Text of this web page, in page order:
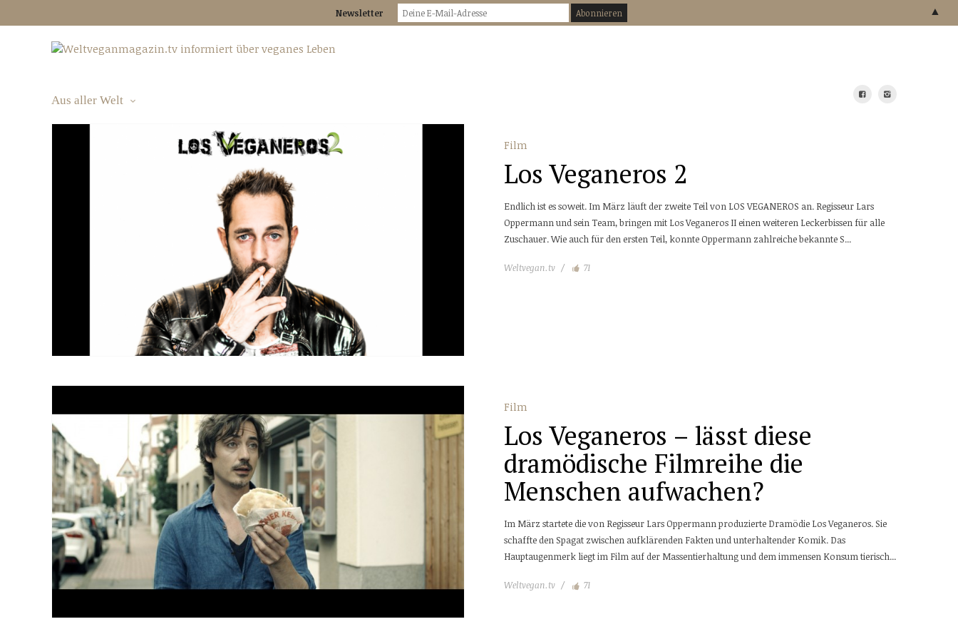
Aus aller Welt
Aus aller Welt
Film
Los Veganeros 2
Endlich ist es soweit. Im März läuft der zweite Teil von LOS VEGANEROS an. Regisseur Lars
Oppermann und sein Team, bringen mit Los Veganeros II einen weiteren Leckerbissen für alle
Zuschauer. Wie auch für den ersten Teil, konnte Oppermann zahlreiche bekannte S...
Weltvegan.tv 71
Film
Los Veganeros – lässt diese
dramödische Filmreihe die
Menschen aufwachen?
Im März startete die von Regisseur Lars Oppermann produzierte Dramödie Los Veganeros. Sie
schaffte den Spagat zwischen aufklärenden Fakten und unterhaltender Komik. Das
Hauptaugenmerk liegt im Film auf der Massentierhaltung und dem immensen Konsum tierisch...
Weltvegan.tv 71
Newsletter ▲